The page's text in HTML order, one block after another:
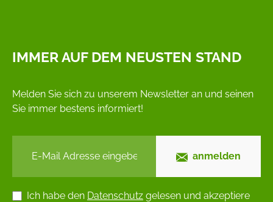
IMMER AUF DEM NEUSTEN STAND
Melden Sie sich zu unserem Newsletter an und seinen
Sie immer bestens informiert!
anmelden
Ich habe den Datenschutz gelesen und akzeptiere